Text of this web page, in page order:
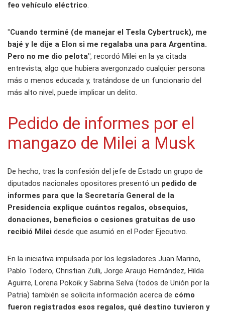
feo vehículo eléctrico.
"Cuando terminé (de manejar el Tesla Cybertruck), me
bajé y le dije a Elon si me regalaba una para Argentina.
Pero no me dio pelota", recordó Milei en la ya citada
entrevista, algo que hubiera avergonzado cualquier persona
más o menos educada y, tratándose de un funcionario del
más alto nivel, puede implicar un delito.
Pedido de informes por el
mangazo de Milei a Musk
De hecho, tras la confesión del jefe de Estado un grupo de
diputados nacionales opositores presentó un pedido de
informes para que la Secretaría General de la
Presidencia explique cuántos regalos, obsequios,
donaciones, beneficios o cesiones gratuitas de uso
recibió Milei desde que asumió en el Poder Ejecutivo.
En la iniciativa impulsada por los legisladores Juan Marino,
Pablo Todero, Christian Zulli, Jorge Araujo Hernández, Hilda
Aguirre, Lorena Pokoik y Sabrina Selva (todos de Unión por la
Patria) también se solicita información acerca de cómo
fueron registrados esos regalos, qué destino tuvieron y